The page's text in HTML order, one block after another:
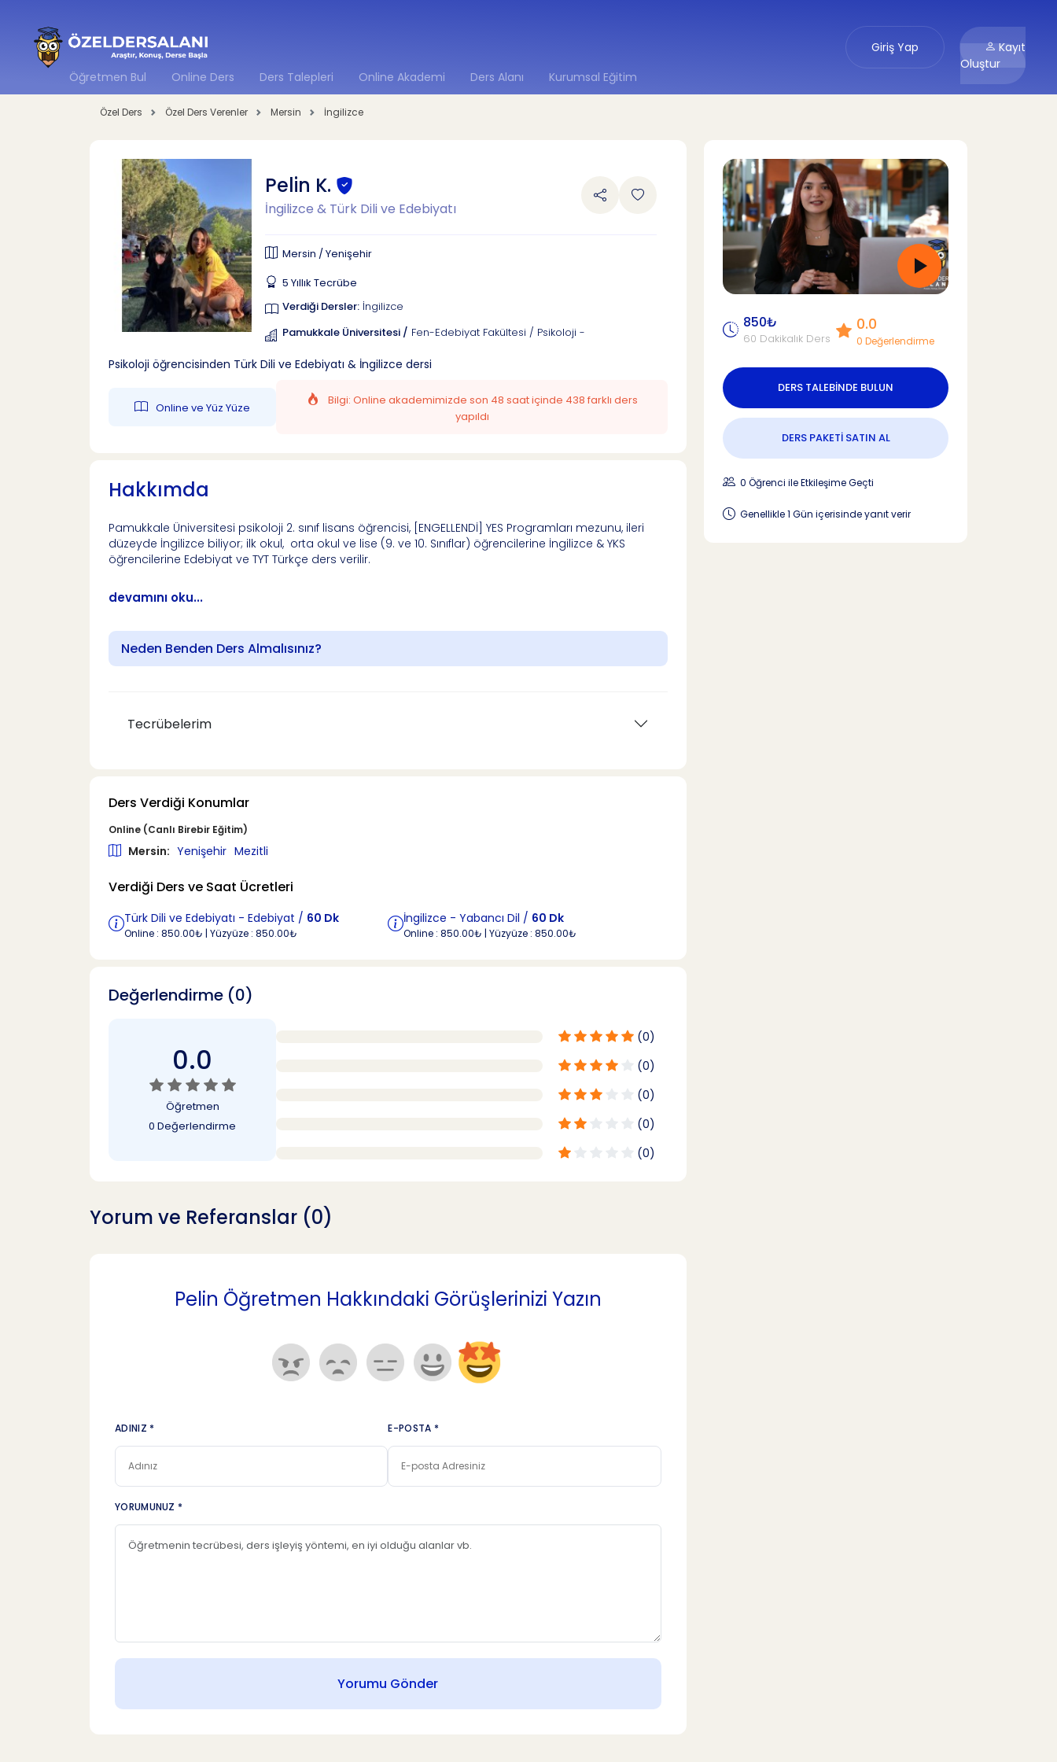
Öğretmen Bul Online Ders Ders Talepleri Online Akademi Ders Alanı Kurumsal Eğitim
Giriş Yap
Kayıt
Oluştur
Özel Ders Özel Ders Verenler Mersin İngilizce
Pelin K.
İngilizce & Türk Dili ve Edebiyatı
Mersin / Yenişehir
5 Yıllık Tecrübe
Verdiği Dersler: İngilizce
Pamukkale Üniversitesi / Fen-Edebiyat Fakültesi / Psikoloji -
Psikoloji öğrencisinden Türk Dili ve Edebiyatı & İngilizce dersi
Online ve Yüz Yüze
Bilgi: Online akademimizde son 48 saat içinde 438 farklı ders
yapıldı
Hakkımda
Pamukkale Üniversitesi psikoloji 2. sınıf lisans öğrencisi, [ENGELLENDİ] YES Programları mezunu, ileri
düzeyde İngilizce biliyor; ilk okul, orta okul ve lise (9. ve 10. Sınıflar) öğrencilerine İngilizce & YKS
öğrencilerine Edebiyat ve TYT Türkçe ders verilir.
devamını oku...
Neden Benden Ders Almalısınız?
Tecrübelerim
Ders Verdiği Konumlar
Online (Canlı Birebir Eğitim)
Mersin: Yenişehir Mezitli
Verdiği Ders ve Saat Ücretleri
Türk Dili ve Edebiyatı - Edebiyat / 60 Dk
Online : 850.00₺ | Yüzyüze : 850.00₺
İngilizce - Yabancı Dil / 60 Dk
Online : 850.00₺ | Yüzyüze : 850.00₺
Değerlendirme (0)
0.0
Öğretmen
0 Değerlendirme
(0)
(0)
(0)
(0)
(0)
Yorum ve Referanslar (0)
Pelin Öğretmen Hakkındaki Görüşlerinizi Yazın
ADINIZ * E-POSTA *
YORUMUNUZ *
Yorumu Gönder
850₺
60 Dakikalık Ders
0.0
0 Değerlendirme
DERS TALEBİNDE BULUN
DERS PAKETİ SATIN AL
0 Öğrenci ile Etkileşime Geçti
Genellikle 1 Gün içerisinde yanıt verir